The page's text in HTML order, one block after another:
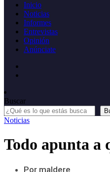
Inicio
Noticias
Informes
Entrevistas
Opinión
Anúnciate
Buscar
Noticias
Todo apunta a
Por maldere